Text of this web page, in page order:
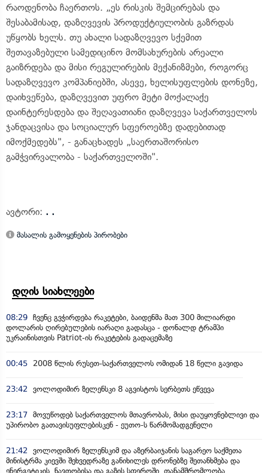
რაოდენობა ჩაერთოს. „ეს რისკის შემცირებას და
შესაბამისად, დაზღვევის პროდუქტიულობის გაზრდას
უწყობს ხელს. თუ ახალი სადაზღვევო სქემით
შეთავაზებული სამედიცინო მომსახურების არეალი
გაიზრდება და მისი რეგულირების მექანიზმები, როგორც
სადაზღვევო კომპანიებში, ასევე, ხელისუფლების დონეზე,
დაიხვეწება, დაზღვევით უფრო მეტი მოქალაქე
დაინტერესდება და შეღავათიანი დაზღვევა საქართველოს
ჯანდაცვისა და სოციალურ სფეროებზე დადებითად
იმოქმედებს", - განაცხადეს „საერთაშორისო
გამჭვირვალობა - საქართველოში".
ავტორი: . .
მასალის გამოყენების პირობები
დღის სიახლეები
08:29 ჩვენც გვჭირდება რაკეტები, ბაიდენმა მათ 300 მილიარდი
დოლარის ღირებულების იარაღი გადასცა - დონალდ ტრამპი
უკრაინისთვის Patriot-ის რაკეტების გადაცემაზე
00:45 2008 წლის რუსეთ-საქართველოს ომიდან 18 წელი გავიდა
23:42 ვოლოდიმირ ზელენსკი 8 აგვისტოს სერბეთს ეწვევა
23:17 მოვუწოდებ საქართველოს მთავრობას, მისი დაუყოვნებლივი და
უპირობო გათავისუფლებისკენ - ეუთო-ს წარმომადგენელი
21:42 ვოლოდიმირ ზელენსკიმ და აზერბაიჯანის საგარეო საქმეთა
მინისტრმა კიევში შეხვედრაზე განიხილეს დრონებზე შეთანხმება და
ენერგეტიკის, ნავთობისა და გაზის სფეროში თანამშრომლობა